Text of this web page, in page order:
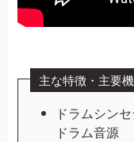
主な特徴・主要
ドラムシン
ドラム音源